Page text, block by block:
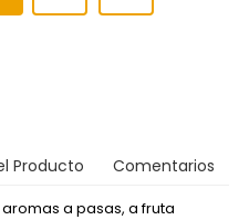
Producto Comentarios
a pasas, a fruta